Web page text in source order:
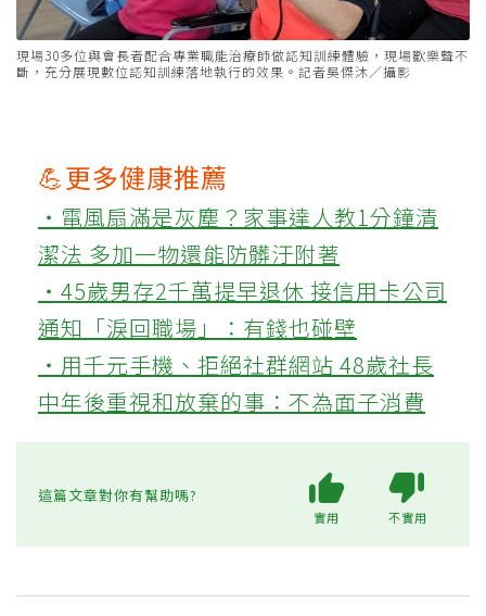
現場30多位與會長者配合專業職能治療師做認知訓練體驗，現場歡樂聲不
斷，充分展現數位認知訓練落地執行的效果。記者吳傑沐／攝影
💪更多健康推薦
‧電風扇滿是灰塵？家事達人教1分鐘清
潔法 多加一物還能防髒汙附著
‧45歲男存2千萬提早退休 接信用卡公司
通知「淚回職場」：有錢也碰壁
‧用千元手機、拒絕社群網站 48歲社長
中年後重視和放棄的事：不為面子消費
這篇文章對你有幫助嗎?
實用 不實用